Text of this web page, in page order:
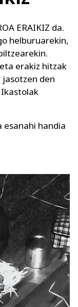
ERAIKIZ da.
helburuarekin,
erakiz hitzak
den
esanahi handia